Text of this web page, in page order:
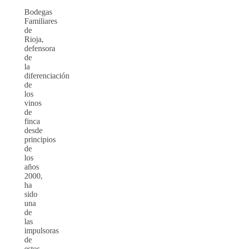
Bodegas
Familiares
de
Rioja,
defensora
de
la
diferenciación
de
los
vinos
de
finca
desde
principios
de
los
años
2000,
ha
sido
una
de
las
impulsoras
de